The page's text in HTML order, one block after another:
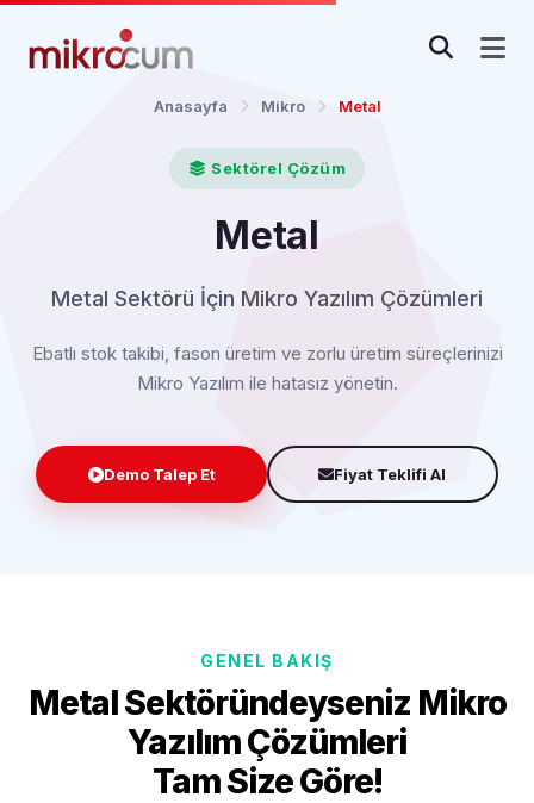
Anasayfa Mikro Metal
Sektörel Çözüm
Metal
Metal Sektörü İçin Mikro Yazılım Çözümleri
Ebatlı stok takibi, fason üretim ve zorlu üretim süreçlerinizi
Mikro Yazılım ile hatasız yönetin.
Demo Talep Et Fiyat Teklifi Al
GENEL BAKIŞ
Metal Sektöründeyseniz Mikro
Yazılım Çözümleri
Tam Size Göre!